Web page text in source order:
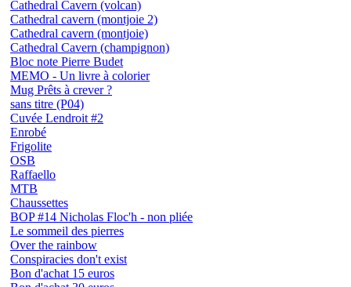
Cathedral Cavern (volcan)
Cathedral cavern (montjoie 2)
Cathedral cavern (montjoie)
Cathedral Cavern (champignon)
Bloc note Pierre Budet
MEMO - Un livre à colorier
Mug Prêts à crever ?
sans titre (P04)
Cuvée Lendroit #2
Enrobé
Frigolite
OSB
Raffaello
MTB
Chaussettes
BOP #14 Nicholas Floc'h - non pliée
Le sommeil des pierres
Over the rainbow
Conspiracies don't exist
Bon d'achat 15 euros